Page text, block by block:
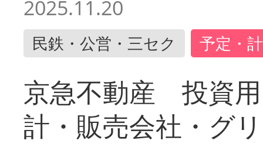
2025.11.20
民鉄・公営・三セク 予定・
京急不動産 投資
計・販売会社・グ